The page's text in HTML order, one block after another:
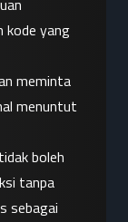
kode yang
meminta
menuntut
boleh
tanpa
sebagai